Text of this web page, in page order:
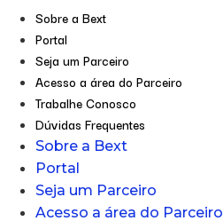
Sobre a Bext
Portal
Seja um Parceiro
Acesso a área do Parceiro
Trabalhe Conosco
Dúvidas Frequentes
Sobre a Bext
Portal
Seja um Parceiro
Acesso a área do Parceiro